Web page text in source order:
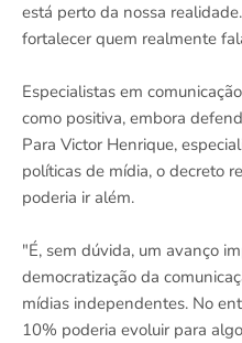
está perto da nossa
fortalecer quem realmente
Especialistas em
como positiva, embora
Para Victor Henrique,
políticas de mídia, o decreto
poderia ir além.
"É, sem dúvida, um avanço
democratização da
mídias independentes. No
10% poderia evoluir para